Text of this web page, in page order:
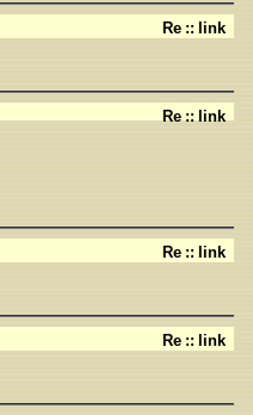
Re :: link
Re :: link
Re :: link
Re :: link